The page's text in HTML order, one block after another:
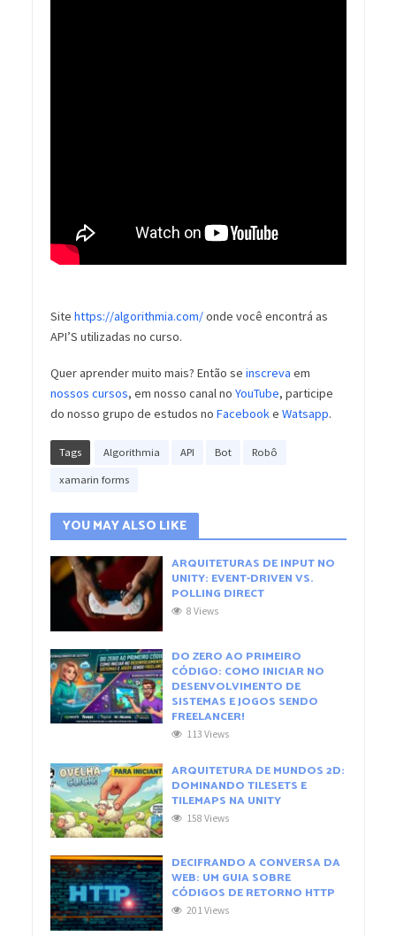
Site https://algorithmia.com/onde você encontrá as
API’S utilizadas no curso.
Quer aprender muito mais? Então se inscreva em
nossos cursos, em nosso canal no YouTube, participe
do nosso grupo de estudos no Facebooke Watsapp.
Tags Algorithmia API Bot Robô
xamarin forms
YOU MAY ALSO LIKE
ARQUITETURAS DE INPUT NO
UNITY: EVENT-DRIVEN VS.
POLLING DIRECT
8 Views
DO ZERO AO PRIMEIRO
CÓDIGO: COMO INICIAR NO
DESENVOLVIMENTO DE
SISTEMAS E JOGOS SENDO
FREELANCER!
113 Views
ARQUITETURA DE MUNDOS 2D:
DOMINANDO TILESETS E
TILEMAPS NA UNITY
158 Views
DECIFRANDO A CONVERSA DA
WEB: UM GUIA SOBRE
CÓDIGOS DE RETORNO HTTP
201 Views